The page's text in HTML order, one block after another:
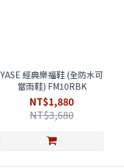
YASE 經典樂福鞋 (全防水可
當雨鞋) FM10RBK
NT$1,880
NT$3,680